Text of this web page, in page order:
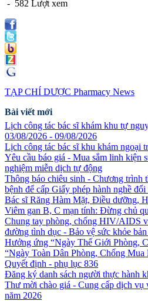
- 582 Lượt xem
TẠP CHÍ DƯỢC Pharmacy News
Bài viết mới
Lịch công tác bác sĩ khám khu tự
03/08/2026 - 09/08/2026
Lịch công tác bác sĩ khu khám ngoại
Yêu cầu báo giá - Mua sắm linh kiện
nghiệm miễn dịch tự động
Thông báo chiêu sinh - Chương trình
bệnh để cấp Giấy phép hành nghề
Bác sĩ Răng Hàm Mặt, Điều dưỡng,
Viêm gan B, C mạn tính: Đừng chủ
Chung tay phòng, chống HIV/AIDS
đường tình dục - Bảo vệ sức khỏe
Hưởng ứng “Ngày Thế Giới Phòng,
“Ngày Toàn Dân Phòng, Chống
Quyết định - phụ lục 836
Đăng ký danh sách người thực hành
Thư mời chào giá - Cung cấp dịch vụ
năm 2026